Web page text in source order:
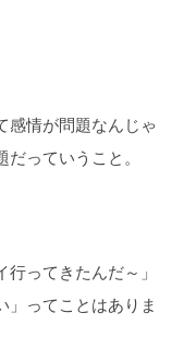
感情が問題なんじゃ
だっていうこと。
ってきたんだ～」
」ってことはありま